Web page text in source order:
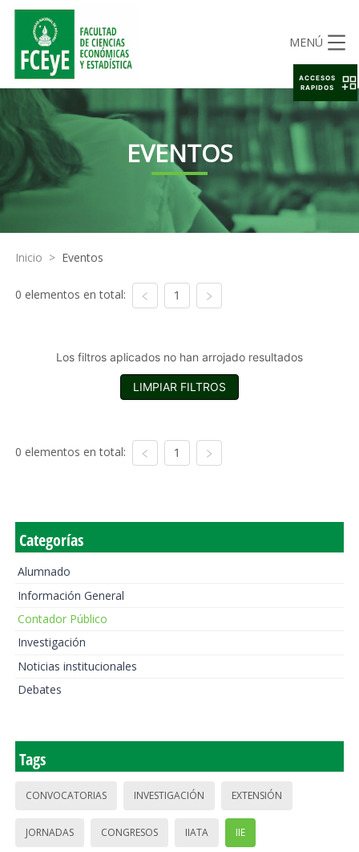
MENÚ
EVENTOS
Inicio > Eventos
0 elementos en total: 1
Los filtros aplicados no han arrojado resultados
LIMPIAR FILTROS
0 elementos en total: 1
Categorías
Alumnado
Información General
Contador Público
Investigación
Noticias institucionales
Debates
Tags
CONVOCATORIAS INVESTIGACIÓN EXTENSIÓN
JORNADAS CONGRESOS IIATA IIE
ACCESOS
RAPIDOS